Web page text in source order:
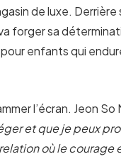
de luxe.
forger sa
enfants qui
l’écran. Jeon So
et que je peux
où le